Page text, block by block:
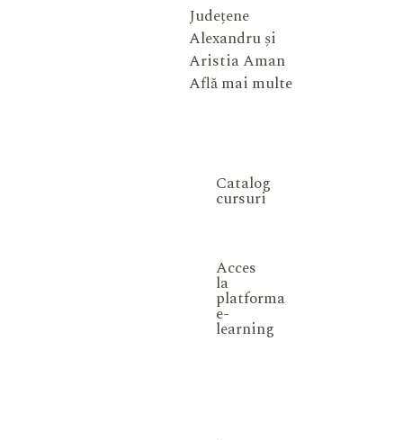
Județene
Alexandru și
Aristia Aman
Află mai multe
Catalog
cursuri
Acces
la
platforma
e-
learning